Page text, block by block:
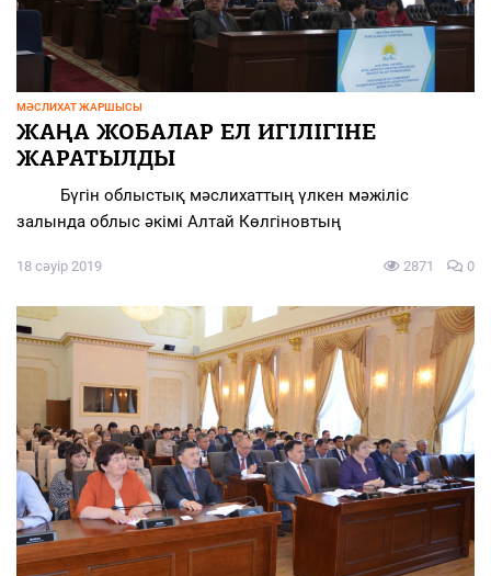
МӘСЛИХАТ ЖАРШЫСЫ
ЖАҢА ЖОБАЛАР ЕЛ ИГІЛІГІНЕ
ЖАРАТЫЛДЫ
Бүгін облыстық мәслихаттың үлкен мәжіліс
залында облыс әкімі Алтай Көлгіновтың
18 сәуір 2019 2871 0